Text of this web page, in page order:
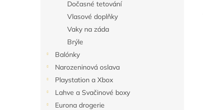
Dočasné tetování
Vlasové doplňky
Vaky na záda
Brýle
Balónky
Narozeninová oslava
Playstation a Xbox
Lahve a Svačinové boxy
Eurona drogerie